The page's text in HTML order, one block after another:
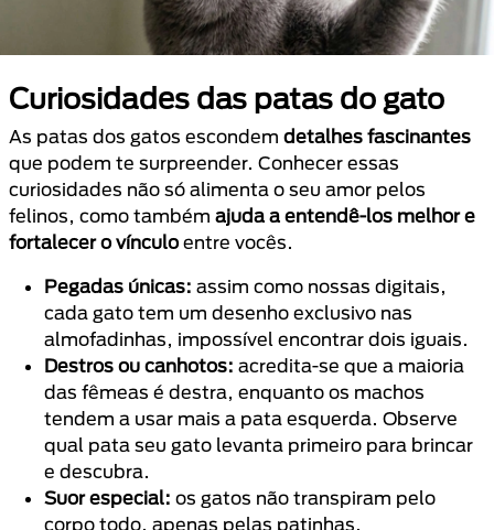
Curiosidades das patas do gato
As patas dos gatos escondem detalhes fascinantes
que podem te surpreender. Conhecer essas
curiosidades não só alimenta o seu amor pelos
felinos, como também ajuda a entendê-los melhor e
fortalecer o vínculoentre vocês.
Pegadas únicas: assim como nossas digitais,
cada gato tem um desenho exclusivo nas
almofadinhas, impossível encontrar dois iguais.
Destros ou canhotos: acredita-se que a maioria
das fêmeas é destra, enquanto os machos
tendem a usar mais a pata esquerda. Observe
qual pata seu gato levanta primeiro para brincar
e descubra.
Suor especial: os gatos não transpiram pelo
corpo todo, apenas pelas patinhas.